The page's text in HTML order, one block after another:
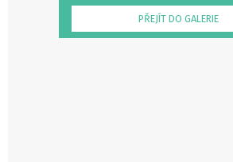
PŘEJÍT DO GALERIE